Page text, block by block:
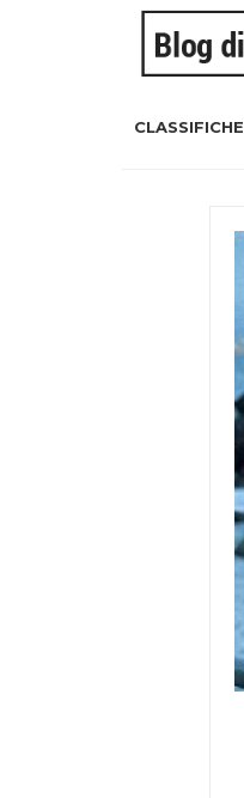
CLASSIFICHE